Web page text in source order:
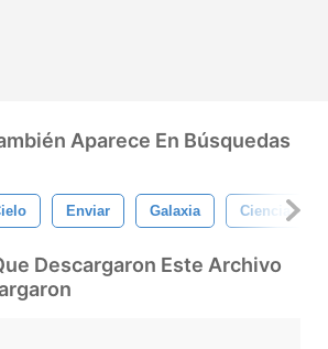
Aparece En Búsquedas
Enviar Galaxia Ciencia
Descargaron Este Archivo